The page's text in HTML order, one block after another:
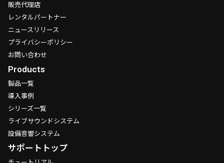
販売代理店
レンタルパートナー
ニュースリリース
プライバシーポリシー
お問い合わせ
Products
製品一覧
導入事例
シリーズ一覧
ライブサウンドシステム
設備音響システム
サポートトップ